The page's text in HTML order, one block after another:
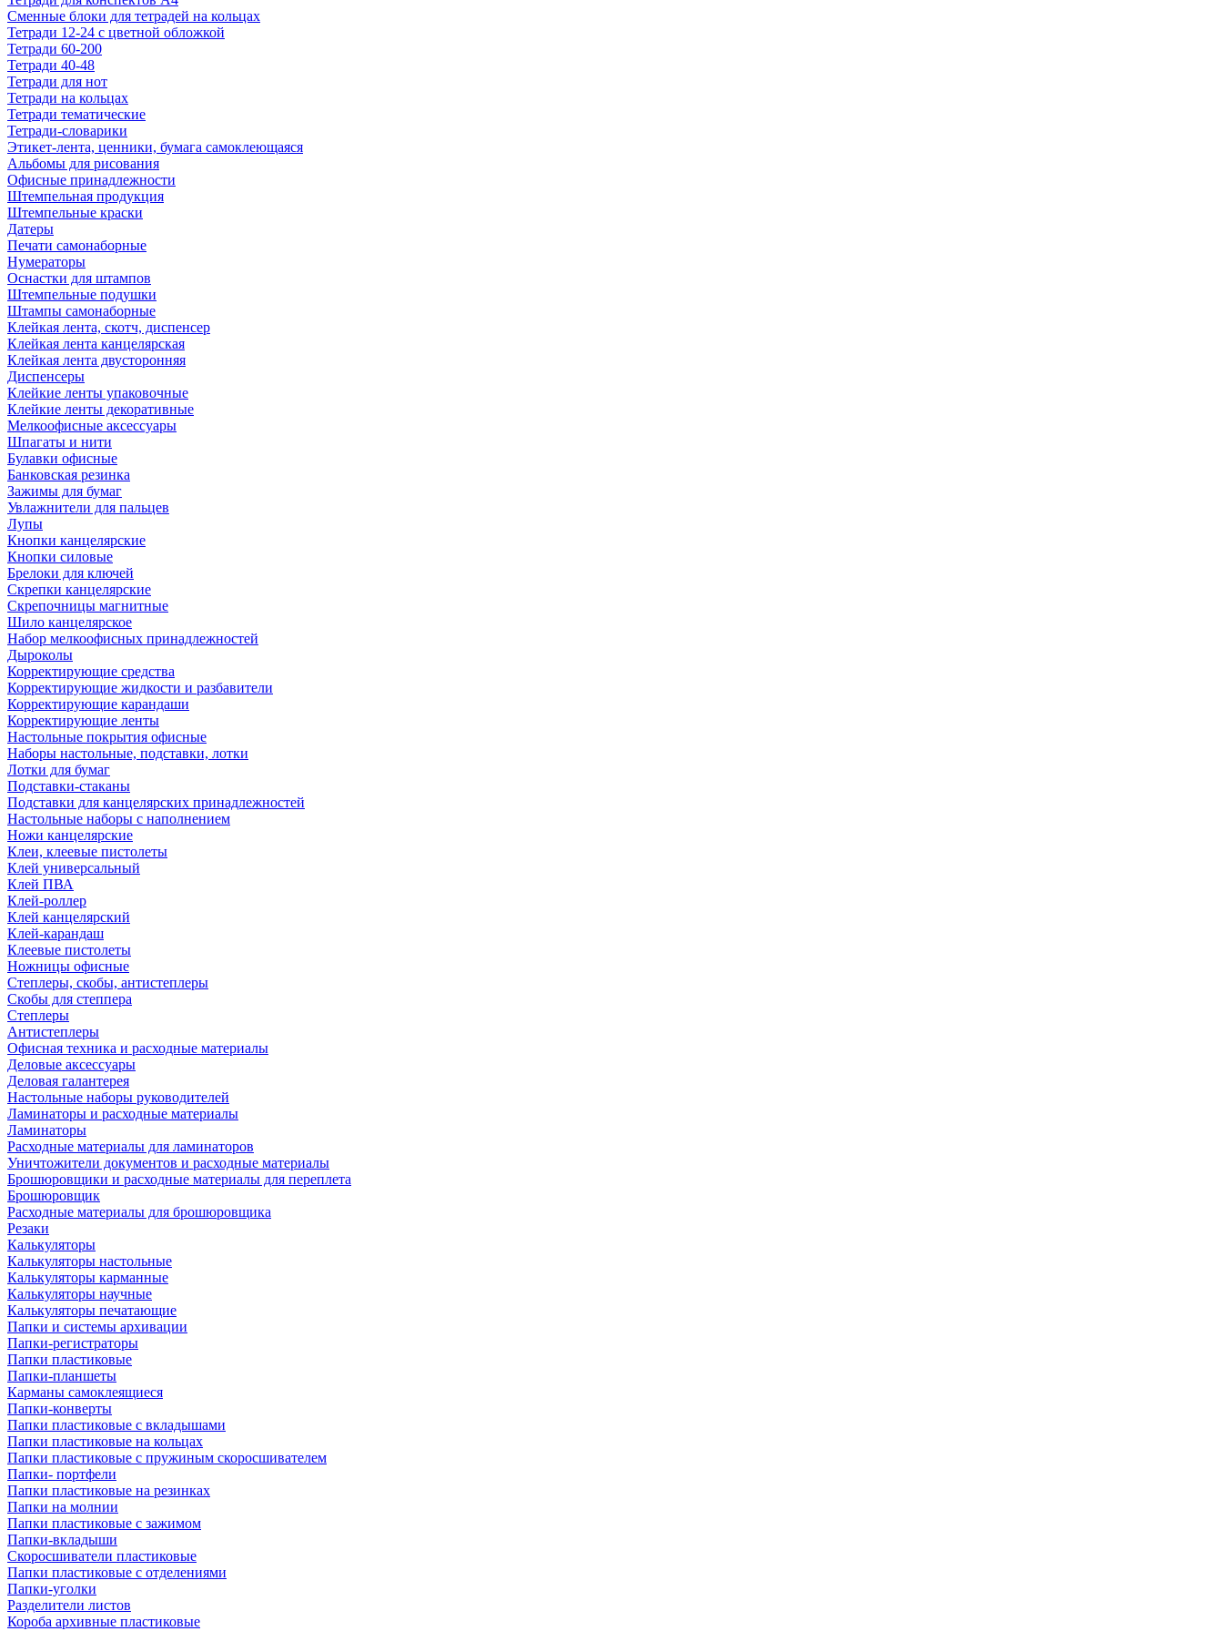
Сменные блоки для тетрадей на кольцах
Тетради 12-24 с цветной обложкой
Тетради 60-200
Тетради 40-48
Тетради для нот
Тетради на кольцах
Тетради тематические
Тетради-словарики
Этикет-лента, ценники, бумага самоклеющаяся
Альбомы для рисования
Офисные принадлежности
Штемпельная продукция
Штемпельные краски
Датеры
Печати самонаборные
Нумераторы
Оснастки для штампов
Штемпельные подушки
Штампы самонаборные
Клейкая лента, скотч, диспенсер
Клейкая лента канцелярская
Клейкая лента двусторонняя
Диспенсеры
Клейкие ленты упаковочные
Клейкие ленты декоративные
Мелкоофисные аксессуары
Шпагаты и нити
Булавки офисные
Банковская резинка
Зажимы для бумаг
Увлажнители для пальцев
Лупы
Кнопки канцелярские
Кнопки силовые
Брелоки для ключей
Скрепки канцелярские
Скрепочницы магнитные
Шило канцелярское
Набор мелкоофисных принадлежностей
Дыроколы
Корректирующие средства
Корректирующие жидкости и разбавители
Корректирующие карандаши
Корректирующие ленты
Настольные покрытия офисные
Наборы настольные, подставки, лотки
Лотки для бумаг
Подставки-стаканы
Подставки для канцелярских принадлежностей
Настольные наборы с наполнением
Ножи канцелярские
Клеи, клеевые пистолеты
Клей универсальный
Клей ПВА
Клей-роллер
Клей канцелярский
Клей-карандаш
Клеевые пистолеты
Ножницы офисные
Степлеры, скобы, антистеплеры
Скобы для степпера
Степлеры
Антистеплеры
Офисная техника и расходные материалы
Деловые аксессуары
Деловая галантерея
Настольные наборы руководителей
Ламинаторы и расходные материалы
Ламинаторы
Расходные материалы для ламинаторов
Уничтожители документов и расходные материалы
Брошюровщики и расходные материалы для переплета
Брошюровщик
Расходные материалы для брошюровщика
Резаки
Калькуляторы
Калькуляторы настольные
Калькуляторы карманные
Калькуляторы научные
Калькуляторы печатающие
Папки и системы архивации
Папки-регистраторы
Папки пластиковые
Папки-планшеты
Карманы самоклеящиеся
Папки-конверты
Папки пластиковые с вкладышами
Папки пластиковые на кольцах
Папки пластиковые с пружиным скоросшивателем
Папки- портфели
Папки пластиковые на резинках
Папки на молнии
Папки пластиковые с зажимом
Папки-вкладыши
Скоросшиватели пластиковые
Папки пластиковые с отделениями
Папки-уголки
Разделители листов
Короба архивные пластиковые